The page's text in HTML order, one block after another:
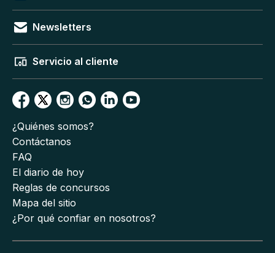
Newsletters
Servicio al cliente
¿Quiénes somos?
Contáctanos
FAQ
El diario de hoy
Reglas de concursos
Mapa del sitio
¿Por qué confiar en nosotros?